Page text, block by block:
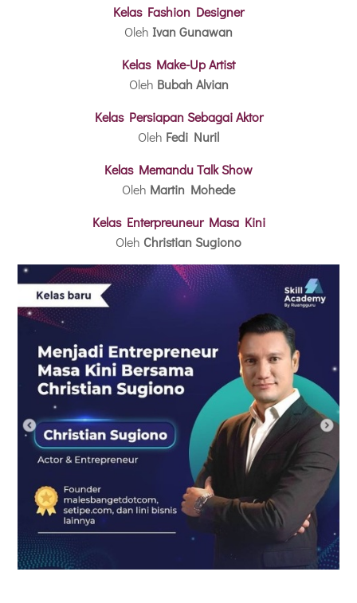
Kelas Fashion Designer
Oleh Ivan Gunawan
Kelas Make-Up Artist
Oleh Bubah Alvian
Kelas Persiapan Sebagai Aktor
Oleh Fedi Nuril
Kelas Memandu Talk Show
Oleh Martin Mohede
Kelas Enterpreuneur Masa Kini
Oleh Christian Sugiono